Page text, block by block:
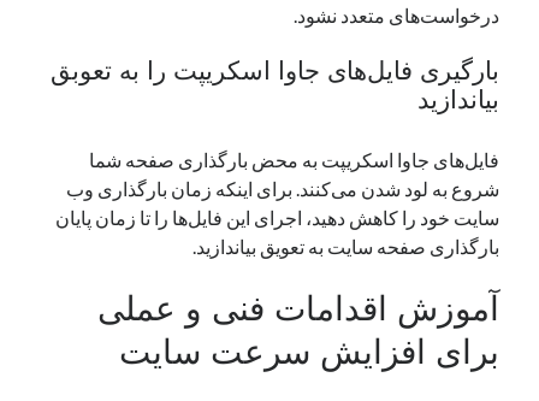
درخواست‌های متعدد نشود.
بارگیری فایل‌های جاوا اسکریپت را به تعوبق
بیاندازید
فایل‌های جاوا اسکریپت به محض بارگذاری صفحه شما
شروع به لود شدن می‌کنند. برای اینکه زمان بارگذاری وب
سایت خود را کاهش دهید، اجرای این فایل‌ها را تا زمان پایان
بارگذاری صفحه سایت به تعویق بیاندازید.
آموزش اقدامات فنی و عملی
برای افزایش سرعت سایت